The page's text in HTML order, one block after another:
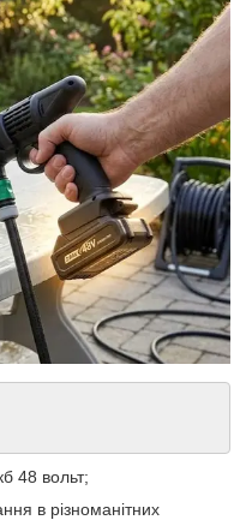
48 вольт;
в різноманітних